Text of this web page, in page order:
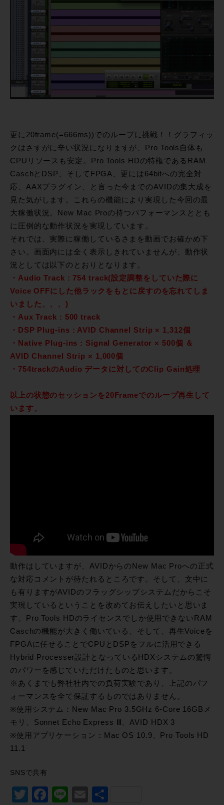
更に20frame(=666ms))でのループに挑戦！！グラフィッ
クはさすがに辛い状況になりますが、Pro Tools自体も
CPUリソースも安定。Pro Tools HDの特権であるRAM
CaschとDSP、そしてFPGA、更には64bitへの完全対
応、AAXプラグイン、と言った今までのAVIDの集大成を
見た気がします。これらの機能により実現した今回の最
大稼働状況。New Mac Proの持つパフォーマンスととも
に圧倒的な動作状況を実現しています。
それでは、実際に稼働しているさまを動画でお確かめ下
さい。画面内には全く表示しきれていませんが、動作状
況としては以下のとおりとなります。
・Audio Track : 754 track(設定調整をしていた際に
Voice OFFにした他ラックをもとに戻すのを忘れてしま
いました、、、)
・Aux Track : 500 track
・DSP Plug-ins : AVID Channel Strip × 1,312個
・Native Plug-ins : Signal Generator × 500個 ＆
AVID Channel Strip × 1,000個
・754trackのAudio データに対してのClip Gain処理
以上の状態のセッションを20Frameでのループ再生して
います。
動作はしていますが、AVIDからのNew Mac Proへの正式
な対応コメントが待たれるところです。そして、文中に
も有りますがAVIDのフラッグシップシステムだからこそ
実現しているということを改めてお伝えしたいと思いま
す。Pro Tools HDのライセンスでしか使用できないRAM
Caschの機能が大きく働いている、そして、再生Voiceを
FPGAに任せることでCPUとDSPをフルに活用できる
Hybrid Processer設計となっているHDXシステムの驚愕
のパワーを感じていただけたものと思います。
※あくまでも弊社社内での負荷実験であり、上記のパフ
ォーマンスを全て保証するものではありません。
※使用システム：New Mac Pro 3.5GHz 6-Core 16GBメ
モリ、Sonnet Echo Express Ⅲ、AVID HDX 3
※使用アプリケーション：Mac OS 10.9、Pro Tools HD
11.1
SNSで共有
Twitter
Facebook
LineEmail